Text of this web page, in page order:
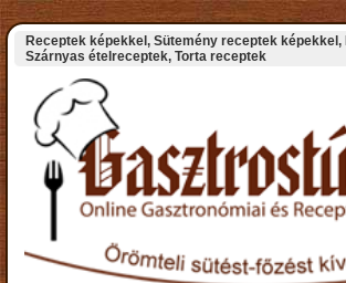
Receptek képekkel, Sütemény receptek
Szárnyas ételreceptek, Torta receptek